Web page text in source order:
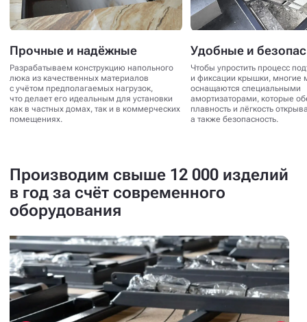
Прочные и надёжные
Разрабатываем конструкцию напольного
люка из качественных материалов
с учётом предполагаемых нагрузок,
что делает его идеальным для установки
как в частных домах, так и в коммерческих
помещениях.
Удобные и
Чтобы упростить процесс
и фиксации крышки, многие
оснащаются специальными
амортизаторами, которые
плавность и лёгкость
а также безопасность.
Производим свыше 12 000 изделий
в год за счёт современного
оборудования